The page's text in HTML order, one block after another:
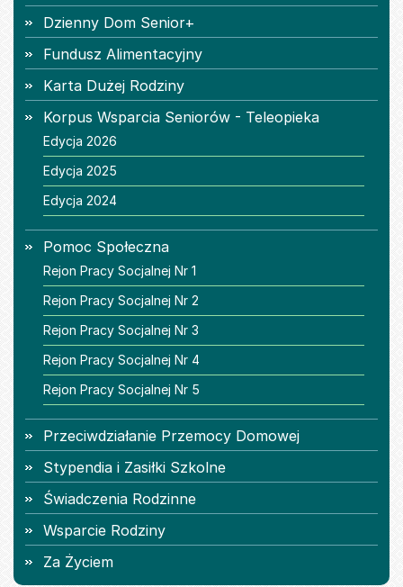
Dzienny Dom Senior+
Fundusz Alimentacyjny
Karta Dużej Rodziny
Korpus Wsparcia Seniorów - Teleopieka
Edycja 2026
Edycja 2025
Edycja 2024
Pomoc Społeczna
Rejon Pracy Socjalnej Nr 1
Rejon Pracy Socjalnej Nr 2
Rejon Pracy Socjalnej Nr 3
Rejon Pracy Socjalnej Nr 4
Rejon Pracy Socjalnej Nr 5
Przeciwdziałanie Przemocy Domowej
Stypendia i Zasiłki Szkolne
Świadczenia Rodzinne
Wsparcie Rodziny
Za Życiem